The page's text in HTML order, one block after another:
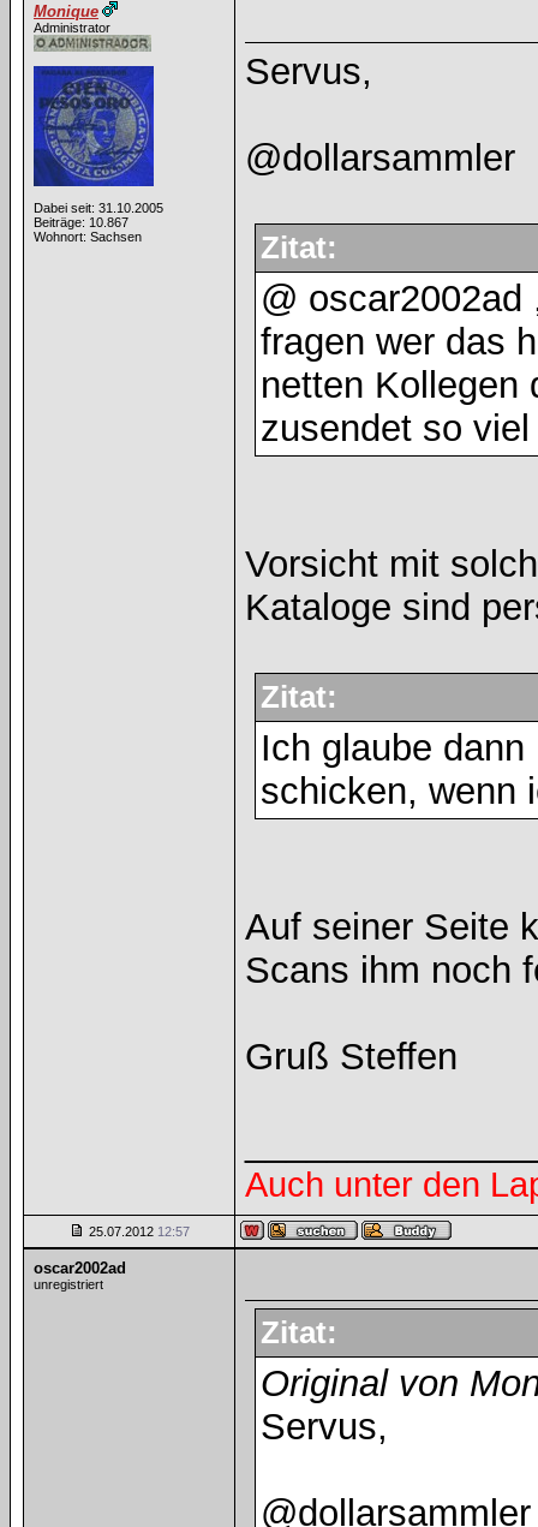
Monique
Administrator
Dabei seit: 31.10.2005
Beiträge: 10.867
Wohnort: Sachsen
Servus,
@dollarsammler
Zitat:
@
fragen wer das
netten Kollegen
zusendet so
Vorsicht mit
Kataloge sind
Zitat:
Ich glaube
schicken, wenn
Auf seiner Seite
Scans ihm noch
Gruß Steffen
Auch unter den
25.07.2012 12:57
oscar2002ad
unregistriert
Zitat:
Original von
Servus,
@dollarsammler